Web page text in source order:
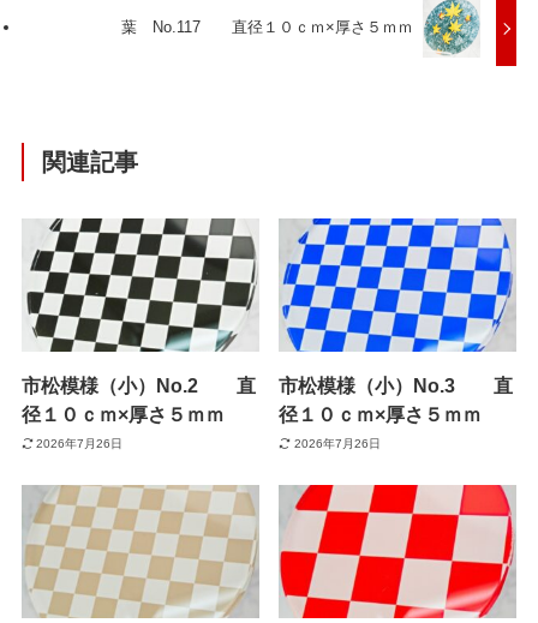
葉 No.117 直径１０ｃｍ×厚さ５ｍｍ
関連記事
市松模様（小）No.2 直
径１０ｃｍ×厚さ５ｍｍ
2026年7月26日
市松模様（小）No.3 直
径１０ｃｍ×厚さ５ｍｍ
2026年7月26日